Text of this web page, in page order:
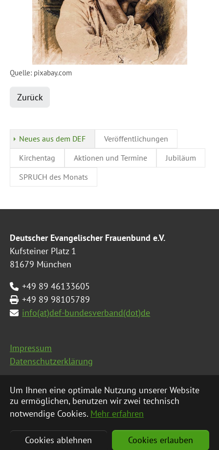
Um Ihnen eine optimale Nutzung unserer Website
zu ermöglichen, benutzen wir zwei technisch
notwendige Cookies. Mehr erfahren
Cookies ablehnen Cookies erlauben
Quelle: pixabay.com
Zurück
Neues aus dem DEF
Veröffentlichungen
Kirchentag
Aktionen und Termine
Jubiläum
SPRUCH des Monats
Deutscher Evangelischer Frauenbund e.V.
Kufsteiner Platz 1
81679 München
+49 89 46133605
+49 89 98105789
info(at)def-bundesverband(dot)de
Impressum
Datenschutzerklärung
© 2026 Deutscher Evangelischer Frauenbund e.V.|
Eine Webseite vonWerner Groß